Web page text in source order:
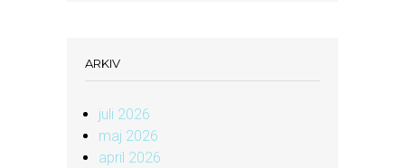
ARKIV
juli 2026
maj 2026
april 2026